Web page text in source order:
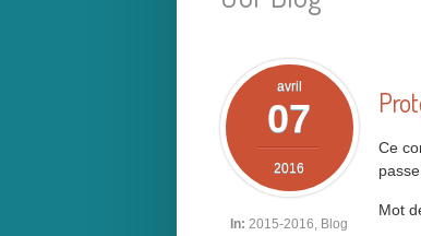
avril
07
2016
In: 2015-2016 Blog
Ce
Mot